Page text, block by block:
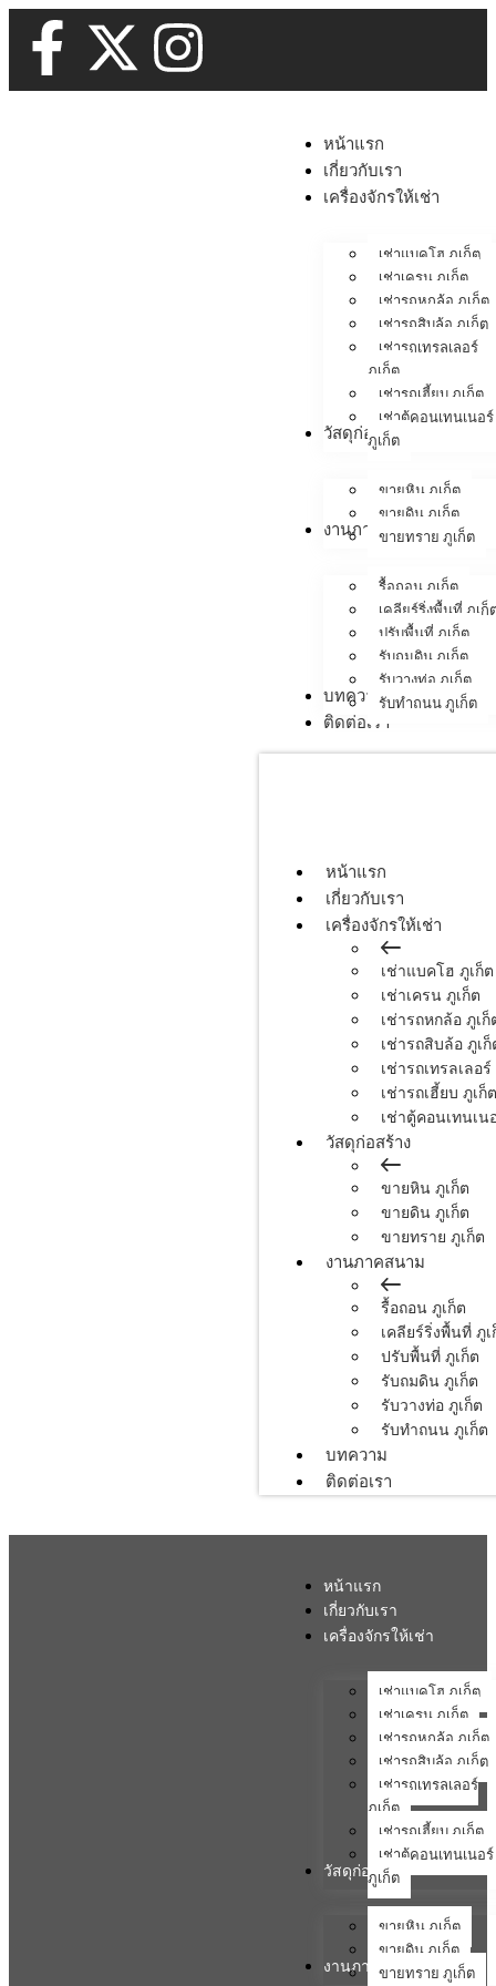
หน้าแรก
เกี่ยวกับเรา
เครื่องจักรให้เช่า
เช่าแบคโฮ ภูเก็ต
เช่าเครน ภูเก็ต
เช่ารถหกล้อ ภูเก็ต
เช่ารถสิบล้อ ภูเก็ต
เช่ารถเทรลเลอร์
ภูเก็ต
เช่ารถเฮี้ยบ ภูเก็ต
เช่าตู้คอนเทนเนอร์
ภูเก็ต
วัสดุก่อสร้าง
ขายหิน ภูเก็ต
ขายดิน ภูเก็ต
ขายทราย ภูเก็ต
งานภาคสนาม
รื้อถอน ภูเก็ต
เคลียร์ริ่งพื้นที่ ภูเก็
ปรับพื้นที่ ภูเก็ต
รับถมดิน ภูเก็ต
รับวางท่อ ภูเก็ต
รับทำถนน ภูเก็ต
บทความ
ติดต่อเรา
หน้าแรก
เกี่ยวกับเรา
เครื่องจักรให้เช่า
เช่าแบคโฮ ภูเก็ต
เช่าเครน ภูเก็ต
เช่ารถหกล้อ ภูเก็
เช่ารถสิบล้อ ภูเ
เช่ารถเทรลเลอ
เช่ารถเฮี้ยบ ภูเก็ต
เช่าตู้คอนเทนเน
วัสดุก่อสร้าง
ขายหิน ภูเก็ต
ขายดิน ภูเก็ต
ขายทราย ภูเก็ต
งานภาคสนาม
รื้อถอน ภูเก็ต
เคลียร์ริ่งพื้นที่ ภู
ปรับพื้นที่ ภูเก็ต
รับถมดิน ภูเก็ต
รับวางท่อ ภูเก็ต
รับทำถนน ภูเก็ต
บทความ
ติดต่อเรา
หน้าแรก
เกี่ยวกับเรา
เครื่องจักรให้เช่า
เช่าแบคโฮ ภูเก็ต
เช่าเครน ภูเก็ต
เช่ารถหกล้อ ภูเก็ต
เช่ารถสิบล้อ ภูเก็ต
เช่ารถเทรลเลอร์
ภูเก็ต
เช่ารถเฮี้ยบ ภูเก็ต
เช่าตู้คอนเทนเนอร์
ภูเก็ต
วัสดุก่อสร้าง
ขายหิน ภูเก็ต
ขายดิน ภูเก็ต
ขายทราย ภูเก็ต
งานภาคสนาม